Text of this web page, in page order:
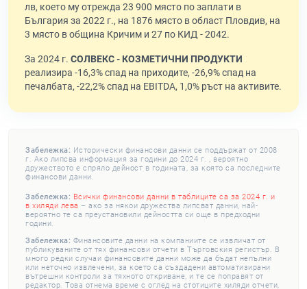
лв, което му отрежда 23 900 място по заплати в
България за 2022 г., на 1876 място в област Пловдив, на
3 място в община Кричим и 27 по КИД - 2042.
За 2024 г. СОЛВЕКС - КОЗМЕТИЧНИ ПРОДУКТИ
реализира -16,3% спад на приходите, -26,9% спад на
печалбата, -22,2% спад на EBITDA, 1,0% ръст на активите.
Забележка: Исторически финансови данни се поддържат от 2008
г. Ако липсва информация за години до 2024 г. , вероятно
дружеството е спряло дейност в годината, за която са последните
финансови данни.
Забележка: Всички финансови данни в таблиците са за 2024 г. и
в хиляди лева – ако за някои дружества липсват данни, най-
вероятно те са преустановили дейността си още в предходни
години.
Забележка: Финансовите данни на компаниите се извличат от
публикуваните от тях финансови отчети в Търговския регистър. В
много редки случаи финансовите данни може да бъдат непълни
или неточно извлечени, за което са създадени автоматизирани
вътрешни контроли за тяхното откриване, и те се поправят от
редактор. Това отнема време с оглед на стотиците хиляди отчети,